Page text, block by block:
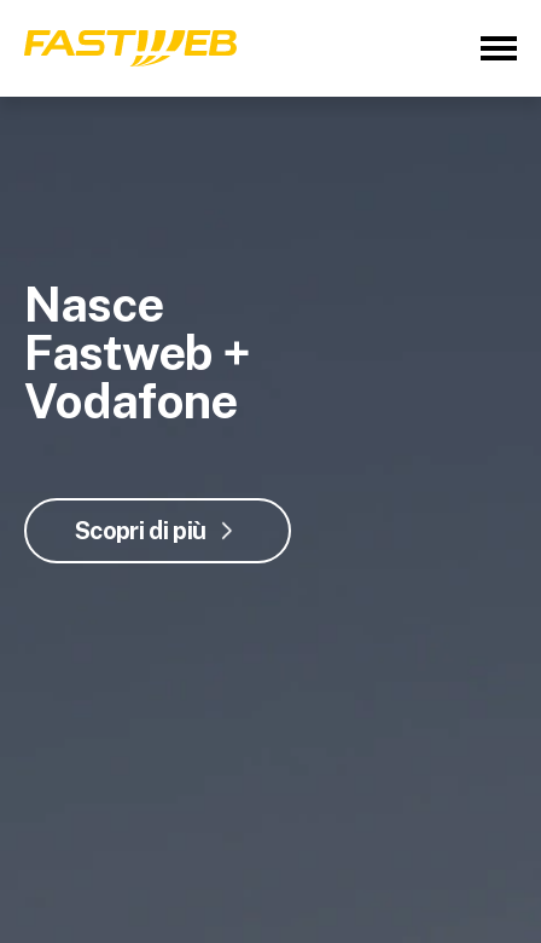
Nasce
Fastweb +
Vodafone
Scopri di più